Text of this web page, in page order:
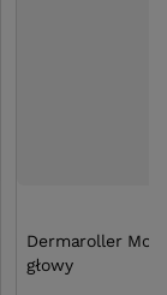
Dermaroller
głowy